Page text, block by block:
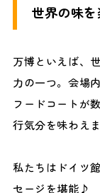
世界の味
万博といえば、
力の一つ。会場
フードコートが
行気分を味わえま
私たちはドイツ
セージを堪能♪